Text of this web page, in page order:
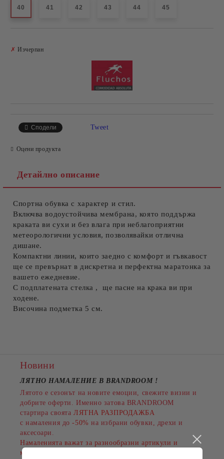
40 41 42 43 44 45
✗ Изчерпан
Сподели Tweet
Оцени продукта
Детайлно описание
Спортна обувка с характер и стил.
Включва водоустойчива мембрана, която поддържа
краката ви сухи и без влага при неблагоприятни
метеорологични условия, позволявайки отлична
дишане.
Компактни линии, които заедно с комфорт и гъвкавост
ще се превърнат в дискретна и перфектна маратонка за
вашето ежедневие.
С подплатената стелка , ще пасне на крака ви при
ходене.
Височина подметка 5 см.
Новини
ЛЯТНО НАМАЛЕНИЕ В BRANDROOM !
Лятото е сезонът на новите емоции, свежите визии и
добрите оферти. Именно затова BRANDROOM
стартира своята ЛЯТНА РАЗПРОДАЖБА
с намаления до -50% на избрани обувки, дрехи и
аксесоари.
Намаленията важат за разнообразни артикули и
марки, а количествата са ограничени.